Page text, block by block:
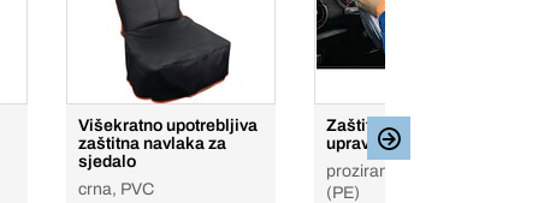
Višekratno upotrebljiva
zaštitna navlaka za
sjedalo
crna, PVC
Zaštitna folija za
upravljač
proziran, kolut, polietilen
(PE)